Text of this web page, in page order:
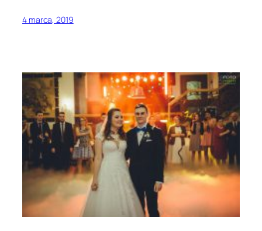
4 marca, 2019